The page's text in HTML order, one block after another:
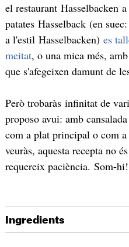
el restaurant Hasselbacken
patates Hasselback (en suec:
a l'estil Hasselbacken) es
meitat, o una mica més,
que s'afegeixen damunt de
Però trobaràs infinitat de
proposo avui: amb
com a plat principal o​ com
veuràs, aquesta recepta no
requereix paciència. Som-hi!
Ingredients